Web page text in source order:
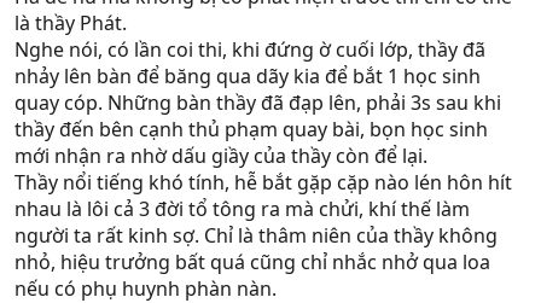
là thầy Phát.
Nghe nói, có lần coi thi, khi đứng ờ cuối lớp, thầy đã
nhảy lên bàn để băng qua dãy kia để bắt 1 học sinh
quay cóp. Những bàn thầy đã đạp lên, phải 3s sau khi
thầy đến bên cạnh thủ phạm quay bài, bọn học sinh
mới nhận ra nhờ dấu giầy của thầy còn để lại.
Thầy nổi tiếng khó tính, hễ bắt gặp cặp nào lén hôn hít
nhau là lôi cả 3 đời tổ tông ra mà chửi, khí thế làm
người ta rất kinh sợ. Chỉ là thâm niên của thầy không
nhỏ, hiệu trưởng bất quá cũng chỉ nhắc nhở qua loa
nếu có phụ huynh phàn nàn.